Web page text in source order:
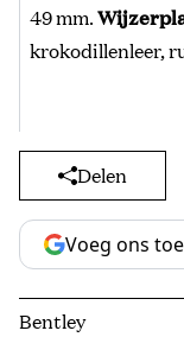
49 mm.
krokodillenleer,
Delen
Voeg ons
Bentley